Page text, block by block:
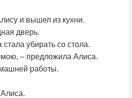
и вышел из кухни.
дверь.
убирать со стола.
– предложила Алиса.
работы.